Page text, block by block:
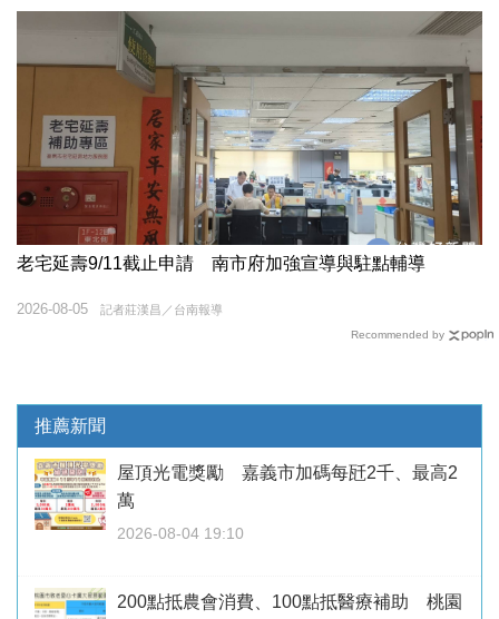
老宅延壽9/11截止申請 南市府加強宣導與駐點輔導
記者莊漢昌／台南報導
2026-08-05
Recommended by
推薦新聞
屋頂光電獎勵 嘉義市加碼每瓩2千、最高2
萬
2026-08-04 19:10
200點抵農會消費、100點抵醫療補助 桃園